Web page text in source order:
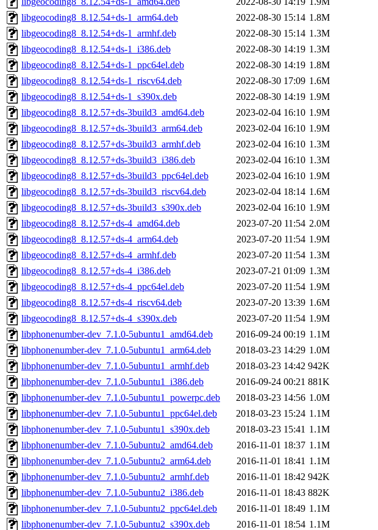
libgeocoding8_8.12.54+ds-1_arm64.deb
2022-08-30 15:14 1.8M
libgeocoding8_8.12.54+ds-1_armhf.deb
2022-08-30 15:14 1.3M
libgeocoding8_8.12.54+ds-1_i386.deb
2022-08-30 14:19 1.3M
libgeocoding8_8.12.54+ds-1_ppc64el.deb
2022-08-30 14:19 1.8M
libgeocoding8_8.12.54+ds-1_riscv64.deb
2022-08-30 17:09 1.6M
libgeocoding8_8.12.54+ds-1_s390x.deb
2022-08-30 14:19 1.9M
libgeocoding8_8.12.57+ds-3build3_amd64.deb
2023-02-04 16:10 1.9M
libgeocoding8_8.12.57+ds-3build3_arm64.deb
2023-02-04 16:10 1.9M
libgeocoding8_8.12.57+ds-3build3_armhf.deb
2023-02-04 16:10 1.3M
libgeocoding8_8.12.57+ds-3build3_i386.deb
2023-02-04 16:10 1.3M
libgeocoding8_8.12.57+ds-3build3_ppc64el.deb
2023-02-04 16:10 1.9M
libgeocoding8_8.12.57+ds-3build3_riscv64.deb
2023-02-04 18:14 1.6M
libgeocoding8_8.12.57+ds-3build3_s390x.deb
2023-02-04 16:10 1.9M
libgeocoding8_8.12.57+ds-4_amd64.deb
2023-07-20 11:54 2.0M
libgeocoding8_8.12.57+ds-4_arm64.deb
2023-07-20 11:54 1.9M
libgeocoding8_8.12.57+ds-4_armhf.deb
2023-07-20 11:54 1.3M
libgeocoding8_8.12.57+ds-4_i386.deb
2023-07-21 01:09 1.3M
libgeocoding8_8.12.57+ds-4_ppc64el.deb
2023-07-20 11:54 1.9M
libgeocoding8_8.12.57+ds-4_riscv64.deb
2023-07-20 13:39 1.6M
libgeocoding8_8.12.57+ds-4_s390x.deb
2023-07-20 11:54 1.9M
libphonenumber-dev_7.1.0-5ubuntu1_amd64.deb
2016-09-24 00:19 1.1M
libphonenumber-dev_7.1.0-5ubuntu1_arm64.deb
2018-03-23 14:29 1.0M
libphonenumber-dev_7.1.0-5ubuntu1_armhf.deb
2018-03-23 14:42 942K
libphonenumber-dev_7.1.0-5ubuntu1_i386.deb
2016-09-24 00:21 881K
libphonenumber-dev_7.1.0-5ubuntu1_powerpc.deb
2018-03-23 14:56 1.0M
libphonenumber-dev_7.1.0-5ubuntu1_ppc64el.deb
2018-03-23 15:24 1.1M
libphonenumber-dev_7.1.0-5ubuntu1_s390x.deb
2018-03-23 15:41 1.1M
libphonenumber-dev_7.1.0-5ubuntu2_amd64.deb
2016-11-01 18:37 1.1M
libphonenumber-dev_7.1.0-5ubuntu2_arm64.deb
2016-11-01 18:41 1.1M
libphonenumber-dev_7.1.0-5ubuntu2_armhf.deb
2016-11-01 18:42 942K
libphonenumber-dev_7.1.0-5ubuntu2_i386.deb
2016-11-01 18:43 882K
libphonenumber-dev_7.1.0-5ubuntu2_ppc64el.deb
2016-11-01 18:49 1.1M
libphonenumber-dev_7.1.0-5ubuntu2_s390x.deb
2016-11-01 18:54 1.1M